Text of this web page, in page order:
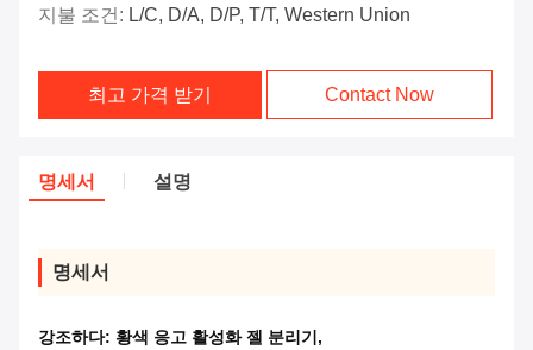
지불 조건: L/C, D/A, D/P, T/T, Western Union
최고 가격 받기 Contact Now
명세서 설명
명세서
강조하다: 황색 응고 활성화 젤 분리기 ,